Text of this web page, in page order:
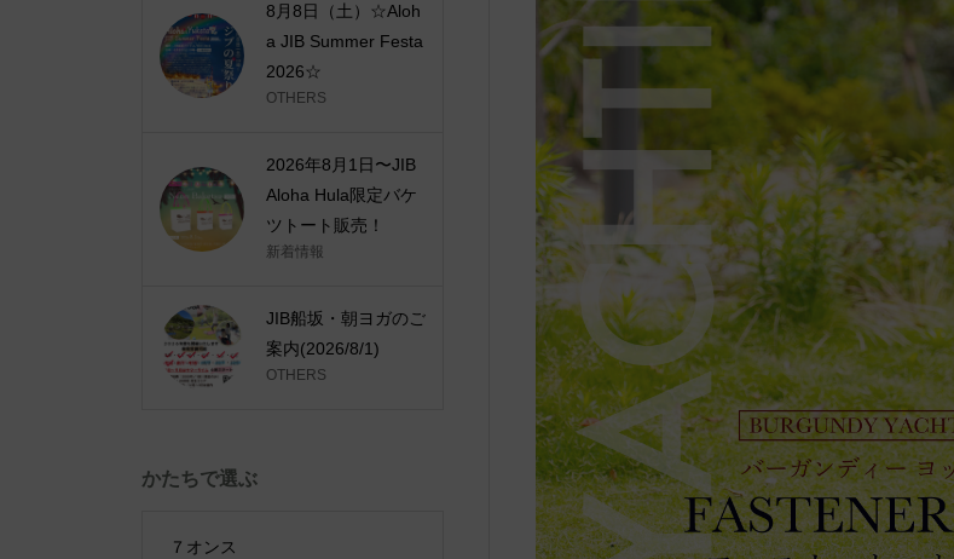
8月8日（土）☆Aloh
a JIB Summer Festa
2026☆
OTHERS
2026年8月1日〜JIB
Aloha Hula限定バケ
ツトート販売！
新着情報
JIB船坂・朝ヨガのご
案内(2026/8/1)
OTHERS
かたちで選ぶ
７オンス